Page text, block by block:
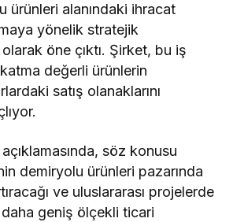
ürünleri alanındaki ihracat
yönelik stratejik
olarak öne çıktı. Şirket, bu iş
değerli ürünlerin
satış olanaklarını
söz konusu
demiryolu ürünleri pazarında
ve uluslararası projelerde
geniş ölçekli ticari